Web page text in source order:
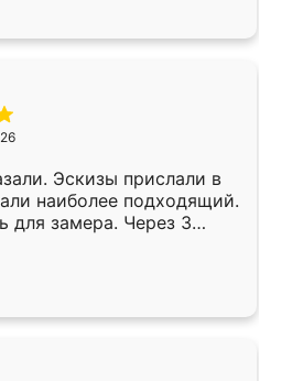
Эскизы прислали в
наиболее подходящий.
для замера. Через 3
уже готова. Остались
Спасибо Ренессанс
работу!